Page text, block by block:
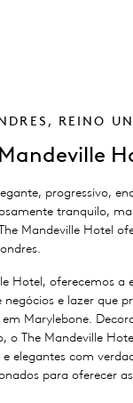
REINO
progressivo,
tranquilo,
Mandeville Hotel
Hotel, oferecemos a
negócios e lazer que
Marylebone.
o The Mandeville
e elegantes com
para oferecer